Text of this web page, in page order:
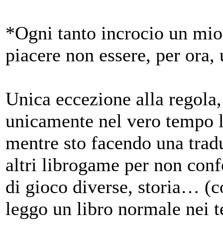
*Ogni tanto incrocio un
piacere non essere, per
Unica eccezione alla
unicamente nel vero
mentre sto facendo una
altri librogame per non
di gioco diverse, storia…
leggo un libro normale nei